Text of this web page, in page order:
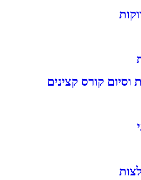
וסיום קורס קצינים